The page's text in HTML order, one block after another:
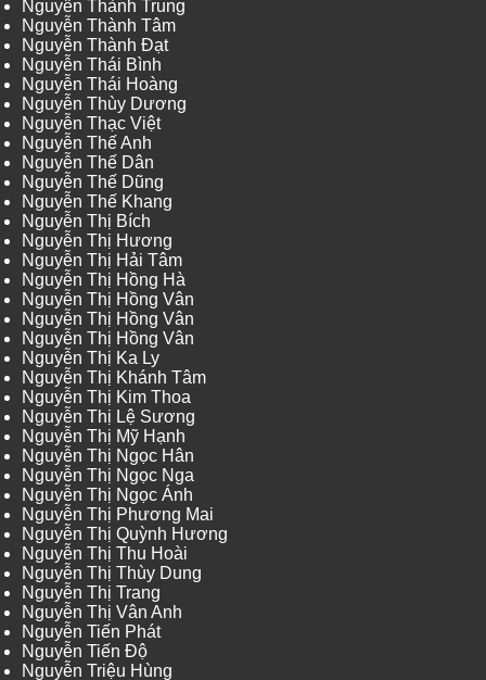
Nguyễn Thành Trung
Nguyễn Thành Tâm
Nguyễn Thành Đạt
Nguyễn Thái Bình
Nguyễn Thái Hoàng
Nguyễn Thùy Dương
Nguyễn Thạc Việt
Nguyễn Thế Anh
Nguyễn Thế Dân
Nguyễn Thế Dũng
Nguyễn Thế Khang
Nguyễn Thị Bích
Nguyễn Thị Hương
Nguyễn Thị Hải Tâm
Nguyễn Thị Hồng Hà
Nguyễn Thị Hồng Vân
Nguyễn Thị Hồng Vân
Nguyễn Thị Hồng Vân
Nguyễn Thị Ka Ly
Nguyễn Thị Khánh Tâm
Nguyễn Thị Kim Thoa
Nguyễn Thị Lệ Sương
Nguyễn Thị Mỹ Hạnh
Nguyễn Thị Ngọc Hân
Nguyễn Thị Ngọc Nga
Nguyễn Thị Ngọc Ánh
Nguyễn Thị Phương Mai
Nguyễn Thị Quỳnh Hương
Nguyễn Thị Thu Hoài
Nguyễn Thị Thùy Dung
Nguyễn Thị Trang
Nguyễn Thị Vân Anh
Nguyễn Tiến Phát
Nguyễn Tiến Độ
Nguyễn Triệu Hùng